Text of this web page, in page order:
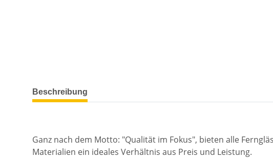
weitere Registerkarten anzeigen
Beschreibung
Ganz nach dem Motto: "Qualität im Fokus", bieten alle
Materialien ein ideales Verhältnis aus Preis und Leistung.